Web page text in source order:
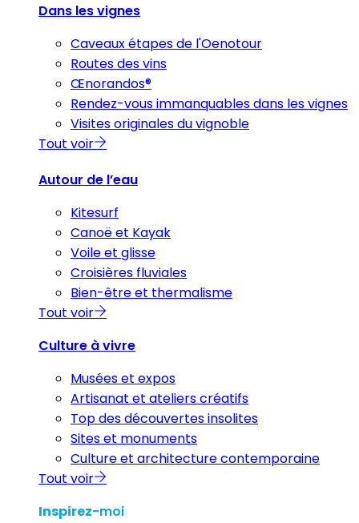
Dans les vignes
Caveaux étapes de l'Oenotour
Routes des vins
Œnorandos®
Rendez-vous immanquables dans les vignes
Visites originales du vignoble
Tout voir
Autour de l’eau
Kitesurf
Canoë et Kayak
Voile et glisse
Croisières fluviales
Bien-être et thermalisme
Tout voir
Culture à vivre
Musées et expos
Artisanat et ateliers créatifs
Top des découvertes insolites
Sites et monuments
Culture et architecture contemporaine
Tout voir
Inspirez-moi